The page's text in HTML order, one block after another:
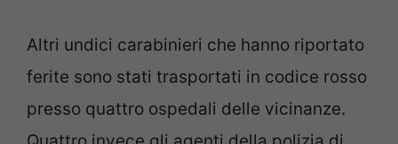
Altri undici carabinieri che hanno riportato
ferite sono stati trasportati in codice rosso
presso quattro ospedali delle vicinanze.